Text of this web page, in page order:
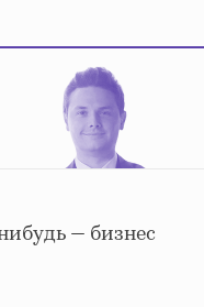
— бизнес